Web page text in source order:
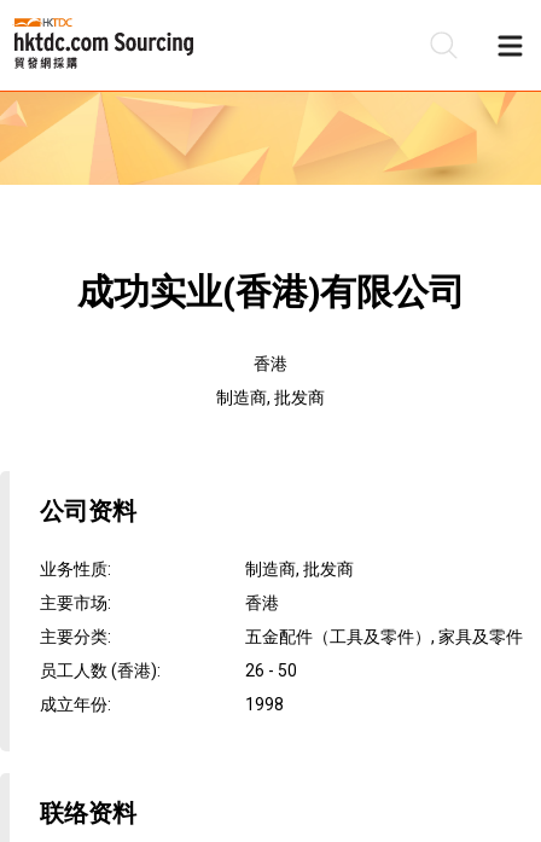
成功实业(香港)有限公司
香港
制造商, 批发商
公司资料
业务性质:
制造商, 批发商
主要市场:
香港
主要分类:
五金配件（工具及零件）, 家具及零件
员工人数 (香港):
26 - 50
成立年份: 1998
联络资料